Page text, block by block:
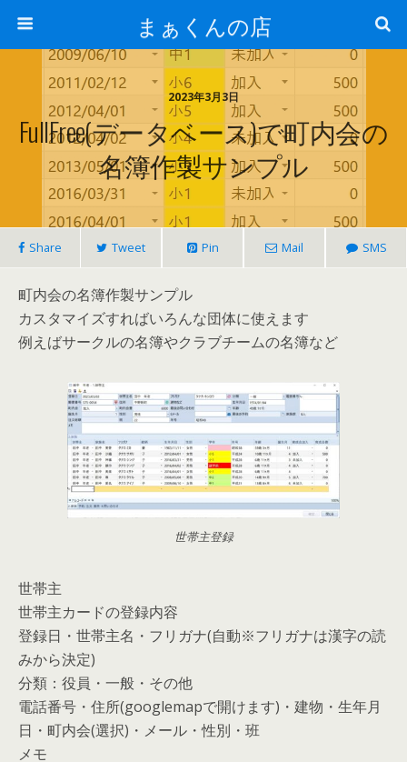
まぁくんの店
2023年3月3日
FullFree(データベース)で町内会の
名簿作製サンプル
Share Tweet Pin Mail SMS
町内会の名簿作製サンプル
カスタマイズすればいろんな団体に使えます
例えばサークルの名簿やクラブチームの名簿など
世帯主登録
世帯主
世帯主カードの登録内容
登録日・世帯主名・フリガナ(自動※フリガナは漢字の読
みから決定)
分類：役員・一般・その他
電話番号・住所(googlemapで開けます)・建物・生年月
日・町内会(選択)・メール・性別・班
メモ